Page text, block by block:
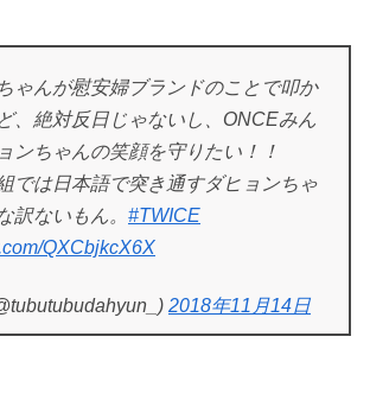
ゃんが慰安婦ブランドのことで叩か
、絶対反日じゃないし、ONCEみん
ンちゃんの笑顔を守りたい！！
では日本語で突き通すダヒョンちゃ
訳ないもん。 #TWICE
QXCbjkcX6X
2018年11月14日